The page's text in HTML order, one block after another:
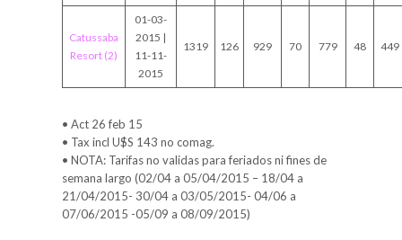
Catussaba
Resort (2)
01-03-
2015 |
11-11-
2015
1319 126 929 70 779 48 449
• Act 26 feb 15
• Tax incl U$S 143 no comag.
• NOTA: Tarifas no validas para feriados ni fines de
semana largo (02/04 a 05/04/2015 – 18/04 a
21/04/2015- 30/04 a 03/05/2015- 04/06 a
07/06/2015 -05/09 a 08/09/2015)